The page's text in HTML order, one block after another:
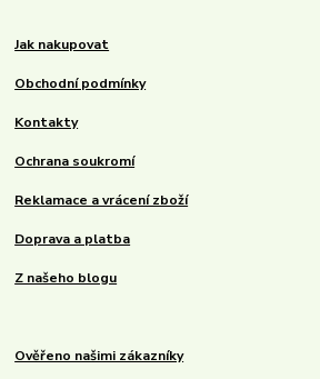
Jak nakupovat
Obchodní podmínky
Kontakty
Ochrana soukromí
Reklamace a vrácení zboží
Doprava a platba
Z našeho blogu
Ověřeno našimi zákazníky